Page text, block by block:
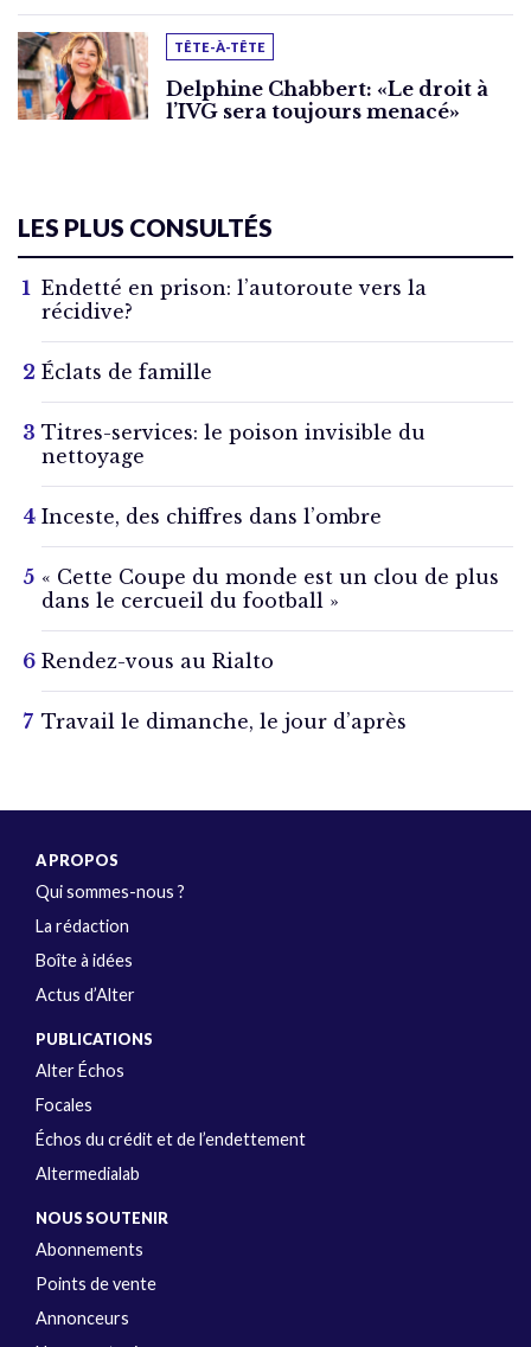
TÊTE-À-TÊTE
Delphine Chabbert: «Le droit à
l’IVG sera toujours menacé»
LES PLUS CONSULTÉS
Endetté en prison: l’autoroute vers la
récidive?
Éclats de famille
Titres-services: le poison invisible du
nettoyage
Inceste, des chiffres dans l’ombre
« Cette Coupe du monde est un clou de plus
dans le cercueil du football »
Rendez-vous au Rialto
Travail le dimanche, le jour d’après
A PROPOS
Qui sommes-nous ?
La rédaction
Boîte à idées
Actus d’Alter
PUBLICATIONS
Alter Échos
Focales
Échos du crédit et de l’endettement
Altermedialab
NOUS SOUTENIR
Abonnements
Points de vente
Annonceurs